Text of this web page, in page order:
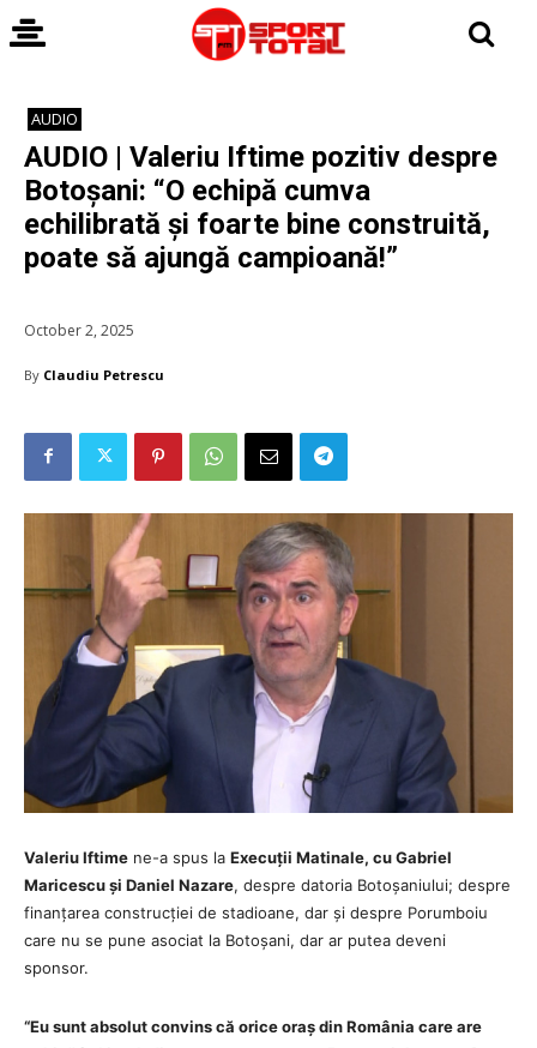
AUDIO
AUDIO | Valeriu Iftime pozitiv despre
Botoșani: “O echipă cumva
echilibrată și foarte bine construită,
poate să ajungă campioană!”
October 2, 2025
By Claudiu Petrescu
Valeriu Iftime ne-a spus la Execuții Matinale, cu Gabriel
Maricescu și Daniel Nazare, despre datoria Botoșaniului; despre
finanțarea construcției de stadioane, dar și despre Porumboiu
care nu se pune asociat la Botoșani, dar ar putea deveni
sponsor.
“Eu sunt absolut convins că orice oraș din România care are